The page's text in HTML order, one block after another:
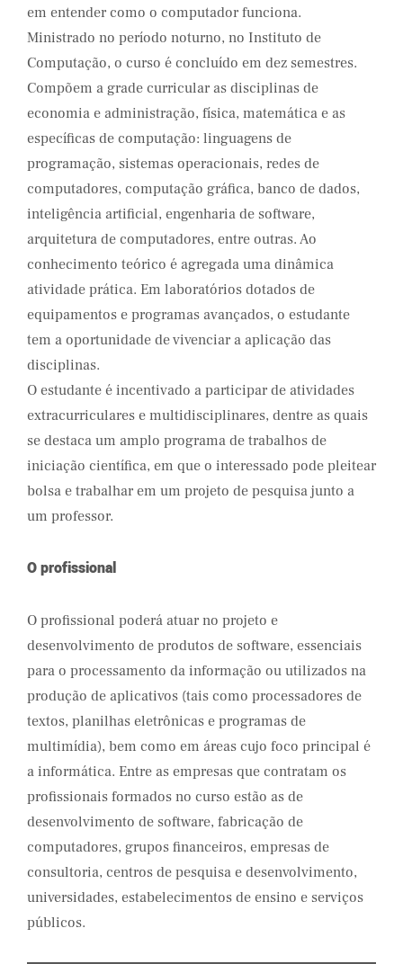
em entender como o computador funciona.
Ministrado no período noturno, no Instituto de
Computação, o curso é concluído em dez semestres.
Compõem a grade curricular as disciplinas de
economia e administração, física, matemática e as
específicas de computação: linguagens de
programação, sistemas operacionais, redes de
computadores, computação gráfica, banco de dados,
inteligência artificial, engenharia de software,
arquitetura de computadores, entre outras. Ao
conhecimento teórico é agregada uma dinâmica
atividade prática. Em laboratórios dotados de
equipamentos e programas avançados, o estudante
tem a oportunidade de vivenciar a aplicação das
disciplinas.
O estudante é incentivado a participar de atividades
extracurriculares e multidisciplinares, dentre as quais
se destaca um amplo programa de trabalhos de
iniciação científica, em que o interessado pode pleitear
bolsa e trabalhar em um projeto de pesquisa junto a
um professor.
O profissional
O profissional poderá atuar no projeto e
desenvolvimento de produtos de software, essenciais
para o processamento da informação ou utilizados na
produção de aplicativos (tais como processadores de
textos, planilhas eletrônicas e programas de
multimídia), bem como em áreas cujo foco principal é
a informática. Entre as empresas que contratam os
profissionais formados no curso estão as de
desenvolvimento de software, fabricação de
computadores, grupos financeiros, empresas de
consultoria, centros de pesquisa e desenvolvimento,
universidades, estabelecimentos de ensino e serviços
públicos.